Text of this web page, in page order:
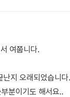
여쭙니다.
지 오래되었습니
분이기도 해서요..